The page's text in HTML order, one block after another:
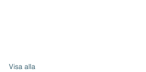
Visa alla